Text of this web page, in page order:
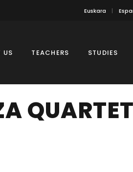
Euskara
US TEACHERS STUDIES
QUARTET